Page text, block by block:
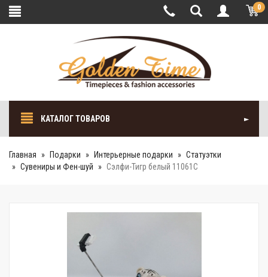
0
КАТАЛОГ ТОВАРОВ
Главная Подарки Интерьерные подарки
Cтатуэтки
Сувениры и Фен-шуй
Сэлфи-Тигр белый 11061С